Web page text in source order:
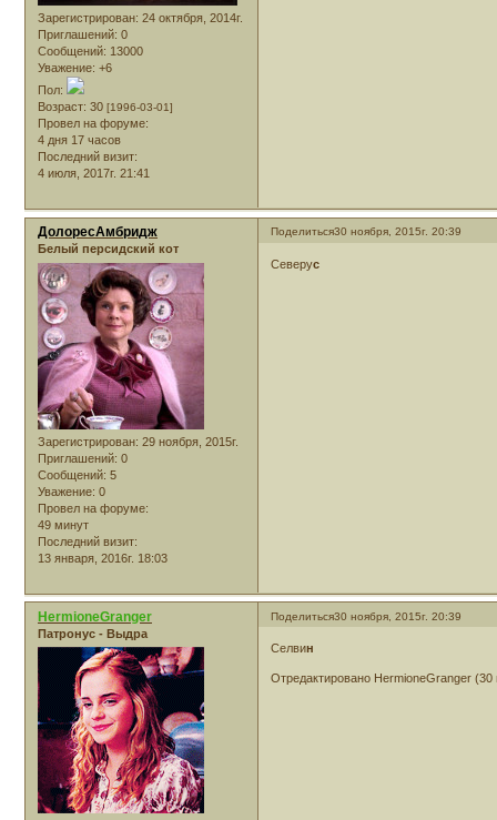
Зарегистрирован: 24 октября, 2014г.
Приглашений: 0
Сообщений: 13000
Уважение: +6
Пол:
Возраст: 30 [1996-03-01]
Провел на форуме:
4 дня 17 часов
Последний визит:
4 июля, 2017г. 21:41
Поделиться30 ноября, 2015г. 20:39
ДолоресАмбридж
Белый персидский кот
Зарегистрирован: 29 ноября, 2015г.
Приглашений: 0
Сообщений: 5
Уважение: 0
Провел на форуме:
49 минут
Последний визит:
13 января, 2016г. 18:03
Северус
Поделиться30 ноября, 2015г. 20:39
HermioneGranger
Патронус - Выдра
Селвин
Отредактировано HermioneGranger (30